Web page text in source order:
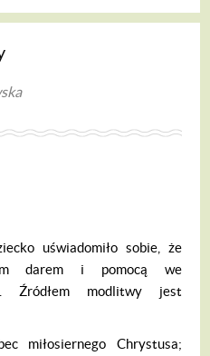
uświadomiło sobie, że
darem i pomocą we
Źródłem modlitwy jest
miłosiernego Chrystusa;